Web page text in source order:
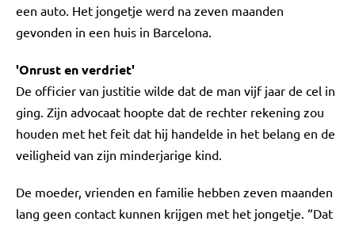
een auto. Het jongetje werd na zeven maanden
gevonden in een huis in Barcelona.
'Onrust en verdriet'
De officier van justitie wilde dat de man vijf jaar de cel in
ging. Zijn advocaat hoopte dat de rechter rekening zou
houden met het feit dat hij handelde in het belang en de
veiligheid van zijn minderjarige kind.
De moeder, vrienden en familie hebben zeven maanden
lang geen contact kunnen krijgen met het jongetje. “Dat